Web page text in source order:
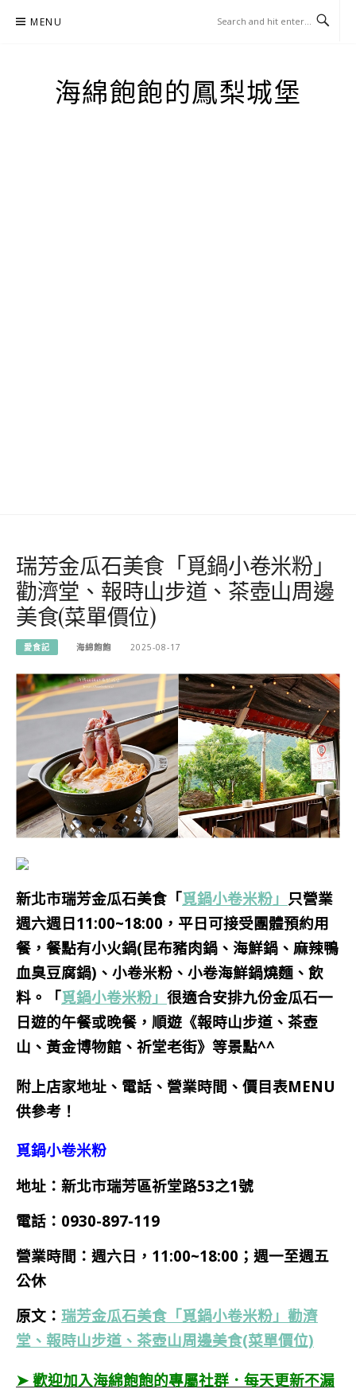
MENU
海綿飽飽的鳳梨城堡
瑞芳金瓜石美食「覓鍋小卷米粉」
勸濟堂、報時山步道、茶壺山周邊
美食(菜單價位)
愛食記 海綿飽飽 2025-08-17
新北市瑞芳金瓜石美食「覓鍋小卷米粉」 只營業
週六週日11:00~18:00， 平日可接受團體預約用
餐，餐點有小火鍋(昆布豬肉鍋、海鮮鍋、麻辣鴨
血臭豆腐鍋)、小卷米粉、小卷海鮮鍋燒麵、飲
料。
「覓鍋小卷米粉」 很適合安排九份金瓜石一
日遊的午餐或晚餐，順遊《報時山步道、茶壺
山、黃金博物館、祈堂老街》等景點^^
附上店家地址、電話、營業時間、價目表MENU
供參考！
覓鍋小卷米粉
地址：新北市瑞芳區祈堂路53之1號
電話： 0930-897-119
營業時間：週六日，11:00~18:00；週一至週五
公休
原文： 瑞芳金瓜石美食「覓鍋小卷米粉」勸濟
堂、報時山步道、茶壺山周邊美食(菜單價位)
➤ 歡迎加入海綿飽飽的專屬社群．每天更新不漏